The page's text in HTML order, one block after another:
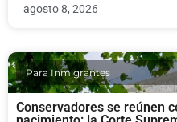
agosto 8, 2026
Para Inmigrantes
Conservadores se reúnen